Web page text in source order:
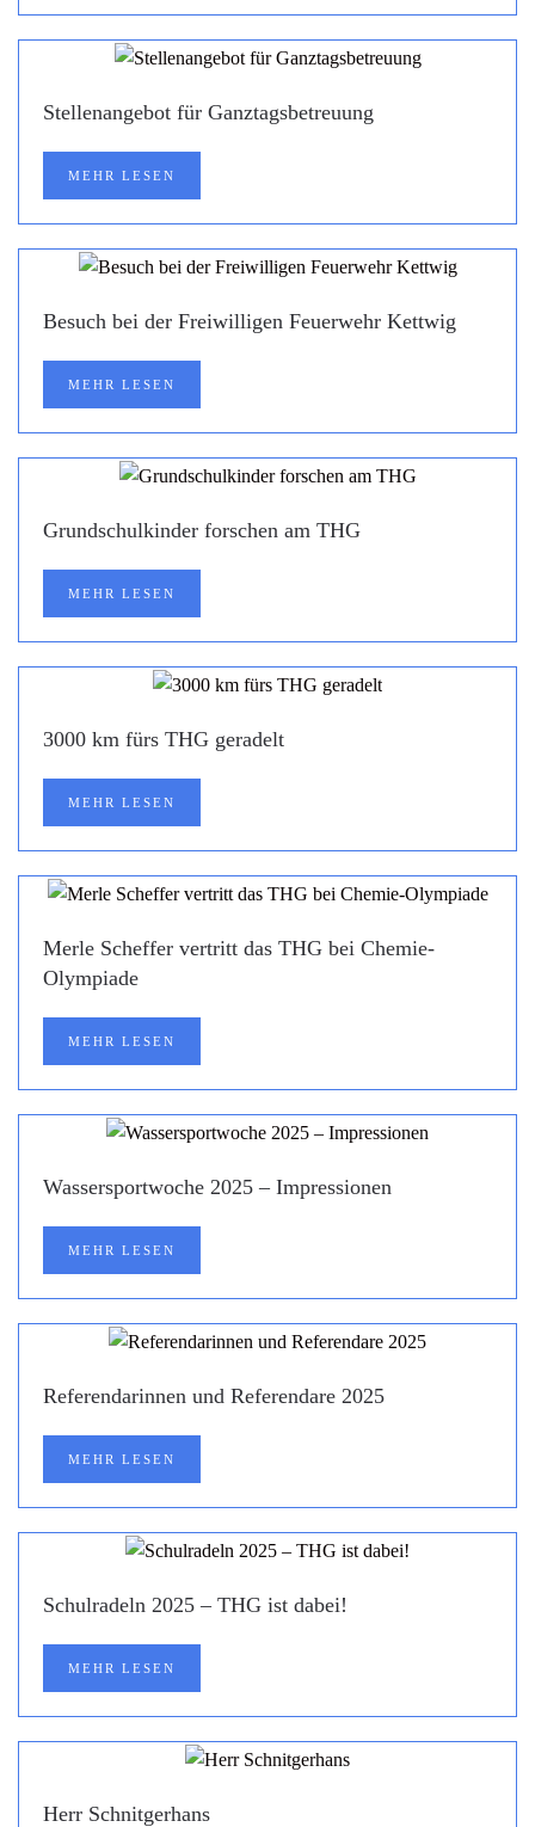
Stellenangebot für Ganztagsbetreuung
MEHR LESEN
Besuch bei der Freiwilligen Feuerwehr Kettwig
MEHR LESEN
Grundschulkinder forschen am THG
MEHR LESEN
3000 km fürs THG geradelt
MEHR LESEN
Merle Scheffer vertritt das THG bei Chemie-
Olympiade
MEHR LESEN
Wassersportwoche 2025 – Impressionen
MEHR LESEN
Referendarinnen und Referendare 2025
MEHR LESEN
Schulradeln 2025 – THG ist dabei!
MEHR LESEN
Herr Schnitgerhans